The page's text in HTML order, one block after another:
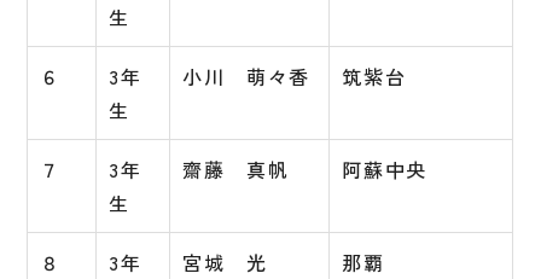
生
６
3年
生
小川 萌々香 筑紫台
７
3年
生
齋藤 真帆 阿蘇中央
８
3年
宮城 光 那覇